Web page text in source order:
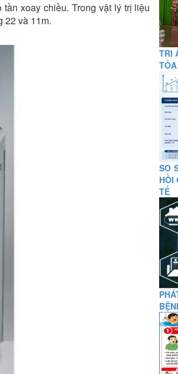
xoay chiều. Trong vật lý trị liệu
22 và 11m.
TRI
SO
HỒI
TẾ